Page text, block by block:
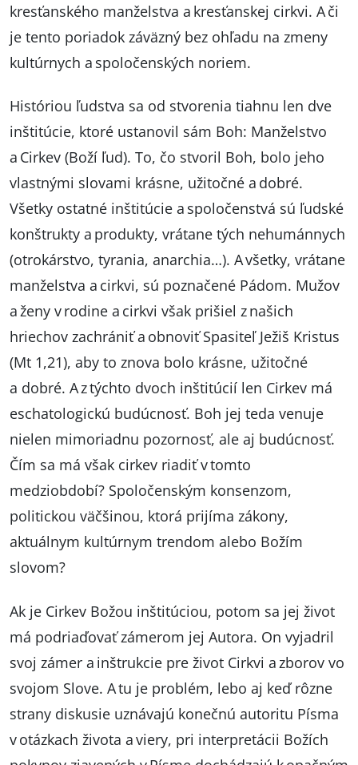
kresťanského manželstva a kresťanskej cirkvi. A či
je tento poriadok záväzný bez ohľadu na zmeny
kultúrnych a spoločenských noriem.
Históriou ľudstva sa od stvorenia tiahnu len dve
inštitúcie, ktoré ustanovil sám Boh: Manželstvo
a Cirkev (Boží ľud). To, čo stvoril Boh, bolo jeho
vlastnými slovami krásne, užitočné a dobré.
Všetky ostatné inštitúcie a spoločenstvá sú ľudské
konštrukty a produkty, vrátane tých nehumánnych
(otrokárstvo, tyrania, anarchia…). A všetky, vrátane
manželstva a cirkvi, sú poznačené Pádom. Mužov
a ženy v rodine a cirkvi však prišiel z našich
hriechov zachrániť a obnoviť Spasiteľ Ježiš Kristus
(Mt 1,21), aby to znova bolo krásne, užitočné
a dobré. A z týchto dvoch inštitúcií len Cirkev má
eschatologickú budúcnosť. Boh jej teda venuje
nielen mimoriadnu pozornosť, ale aj budúcnosť.
Čím sa má však cirkev riadiť v tomto
medziobdobí? Spoločenským konsenzom,
politickou väčšinou, ktorá prijíma zákony,
aktuálnym kultúrnym trendom alebo Božím
slovom?
Ak je Cirkev Božou inštitúciou, potom sa jej život
má podriaďovať zámerom jej Autora. On vyjadril
svoj zámer a inštrukcie pre život Cirkvi a zborov vo
svojom Slove. A tu je problém, lebo aj keď rôzne
strany diskusie uznávajú konečnú autoritu Písma
v otázkach života a viery, pri interpretácii Božích